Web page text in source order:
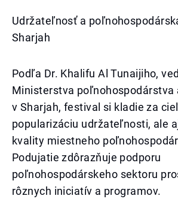
Udržateľnosť a
Sharjah
Podľa Dr. Khalifu Al Tunaijiho,
Ministerstva poľnohospodárstva
v Sharjah, festival si kladie za
popularizáciu udržateľnosti, ale
kvality miestneho
Podujatie zdôrazňuje podporu
poľnohospodárskeho sektoru
rôznych iniciatív a programov.